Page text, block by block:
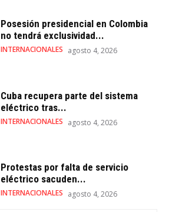
Posesión presidencial en Colombia
no tendrá exclusividad...
INTERNACIONALES agosto 4, 2026
Cuba recupera parte del sistema
eléctrico tras...
INTERNACIONALES agosto 4, 2026
Protestas por falta de servicio
eléctrico sacuden...
INTERNACIONALES agosto 4, 2026